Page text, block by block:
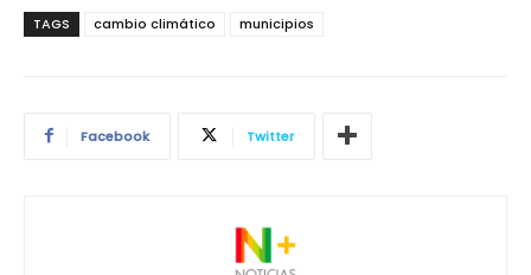
TAGS cambio climático municipios
Facebook Twitter